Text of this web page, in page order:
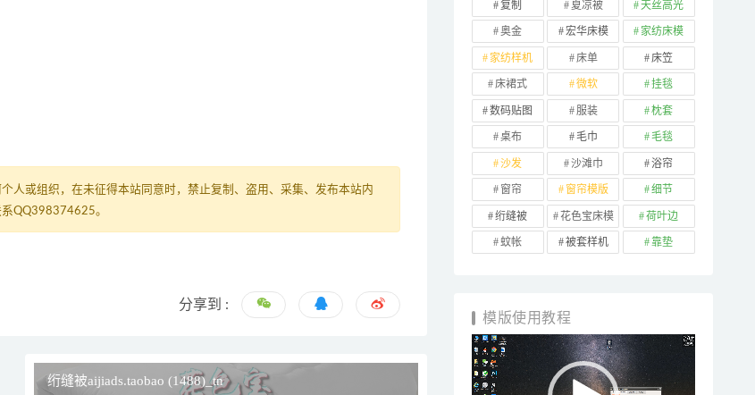
人或组织，在未征得本站同意时，禁止复制、盗用、采集、发布本站内
QQ398374625。
分享到 :
绗缝被aijiads.taobao (1488)_tn
复制 夏凉被 天丝高光
奥金 宏华床模 家纺床模
家纺样机 床单 床笠
床裙式 微软 挂毯
数码贴图 服装 枕套
桌布 毛巾 毛毯
沙发 沙滩巾 浴帘
窗帘 窗帘模版 细节
绗缝被 花色宝床模 荷叶边
蚊帐 被套样机 靠垫
模版使用教程
视
频
播